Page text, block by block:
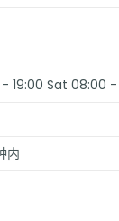
19:00 Sat 08:00 -
内